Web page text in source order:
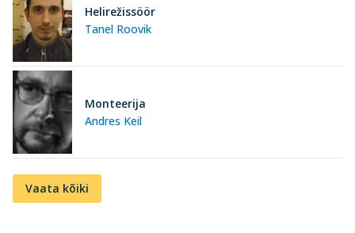
Tanel Roovik
Helirežissöör
Andres Keil
Monteerija
Vaata kõiki